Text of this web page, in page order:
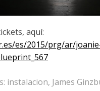
aquí:
es/2015/prg/ar/
instalacion, James